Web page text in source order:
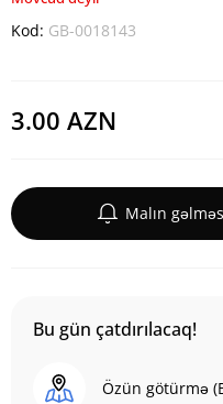
Kod: GB-0018143
3.00 AZN
Malın
Bu gün çatdırılacaq!
Özün götürmə